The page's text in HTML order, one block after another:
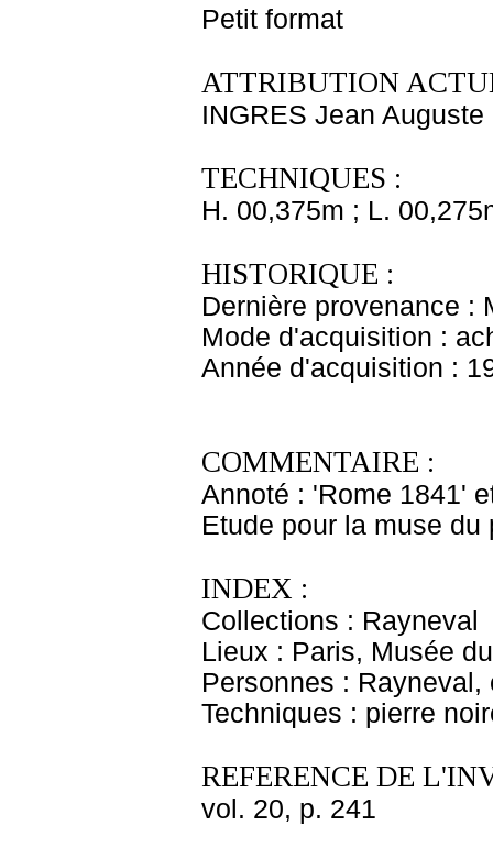
Petit format
ATTRIBUTION
INGRES Jean
TECHNIQUES :
H. 00,375m ; L.
HISTORIQUE :
Dernière provenance :
Mode d'acquisition :
Année d'acquisition :
COMMENTAIRE :
Annoté : 'Rome 1841'
Etude pour la muse
INDEX :
Collections : Rayneval
Lieux : Paris, Musée
Personnes : Rayneval,
Techniques : pierre
REFERENCE DE
vol. 20, p. 241